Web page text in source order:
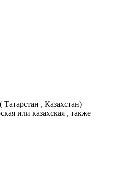
, Казахстан)
или казахская , также